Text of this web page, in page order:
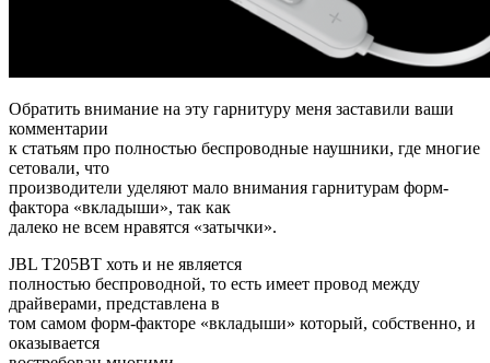
Обратить внимание на эту гарнитуру меня заставили ваши
комментарии
к статьям про полностью беспроводные наушники, где многие
сетовали, что
производители уделяют мало внимания гарнитурам форм-
фактора «вкладыши», так как
далеко не всем нравятся «затычки».
JBL T205BT хоть и не является
полностью беспроводной, то есть имеет провод между
драйверами, представлена в
том самом форм-факторе «вкладыши» который, собственно, и
оказывается